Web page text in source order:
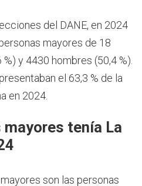
del DANE, en 2024
mayores de 18
y 4430 hombres (50,4 %).
el 63,3 % de la
en 2024.
tenía La
son las personas